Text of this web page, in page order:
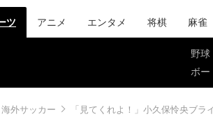
ツ アニメ エンタメ 将棋 麻雀
野球
ボー
海外サッカー 「見てくれよ！」小久保怜央ブラ